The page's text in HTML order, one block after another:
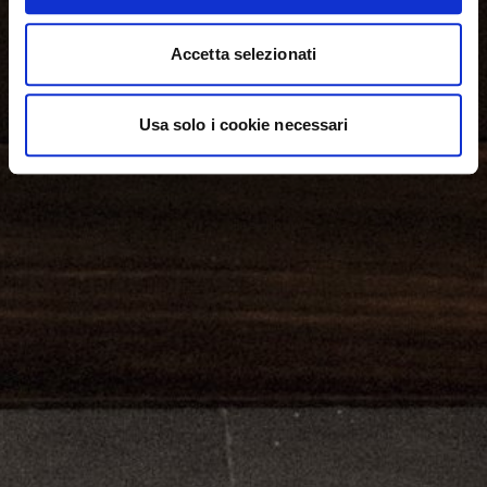
Accetta selezionati
Usa solo i cookie necessari